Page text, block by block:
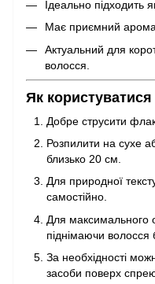
Ідеально підходить
Має приємний
Актуальний для
волосся.
Як користуватися
Добре струсити
Розпилити на сухе
близько 20 см.
Для природної
самостійно.
Для максимального
піднімаючи волосся
За необхідності
засоби поверх